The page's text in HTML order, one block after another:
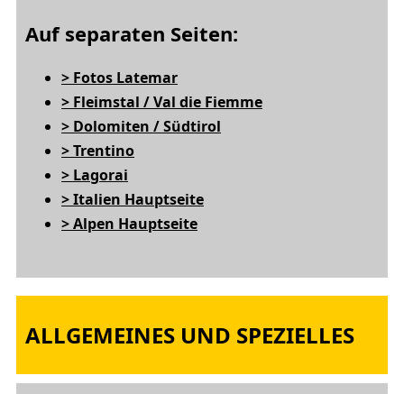
Auf separaten Seiten:
> Fotos Latemar
> Fleimstal / Val die Fiemme
> Dolomiten / Südtirol
> Trentino
> Lagorai
> Italien Hauptseite
> Alpen Hauptseite
ALLGEMEINES UND SPEZIELLES